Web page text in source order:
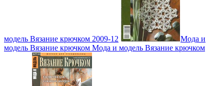
модель Вязание крючком 2009-12
Мода и
модель Вязание крючком Мода и модель Вязание крючком